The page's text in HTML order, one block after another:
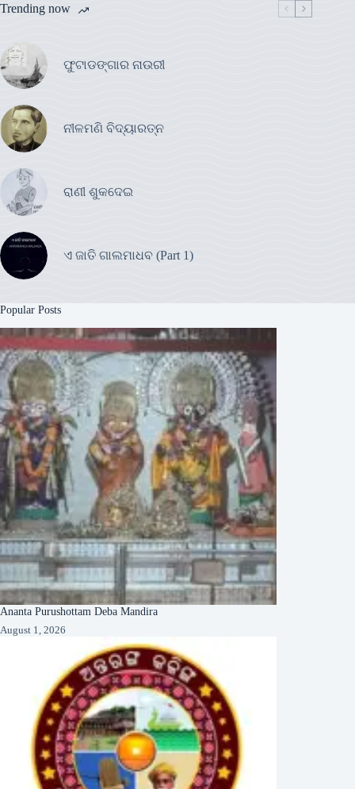
Trending now
ଫୁଟାଡଙ୍ଗାର ନାଉରୀ
ନୀଳମଣି ବିଦ୍ୟାରତ୍ନ
ରାଣୀ ଶୁକଦେଇ
ଏ ଜାତି ଗାଲମାଧବ (Part 1)
Popular Posts
Ananta Purushottam Deba Mandira
August 1, 2026